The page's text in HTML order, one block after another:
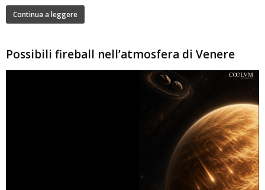
Continua a leggere
Possibili fireball nell’atmosfera di Venere